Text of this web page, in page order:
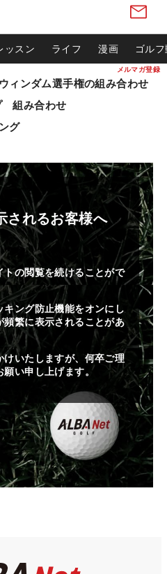
メルマガ登録
ッスン ライフ 漫画 ゴル
ィンダム選手権の組み合わせ
組み合わせ
グ
されるお客様へ
トの閲覧を続けることがで
ング防止機能をオンにし
頻繁に表示されることがあ
けいたしますが、何卒ご理
願い申し上げます。